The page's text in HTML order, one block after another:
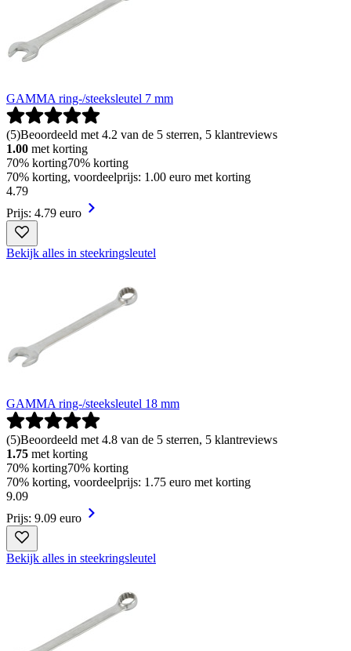
GAMMA ring-/steeksleutel 7 mm
(5)Beoordeeld met 4.2 van de 5 sterren, 5 klantreviews
1.00 met korting
70% korting70% korting
70% korting, voordeelprijs: 1.00 euro met korting
4.79
Prijs: 4.79 euro
Bekijk alles in steekringsleutel
GAMMA ring-/steeksleutel 18 mm
(5)Beoordeeld met 4.8 van de 5 sterren, 5 klantreviews
1.75 met korting
70% korting70% korting
70% korting, voordeelprijs: 1.75 euro met korting
9.09
Prijs: 9.09 euro
Bekijk alles in steekringsleutel